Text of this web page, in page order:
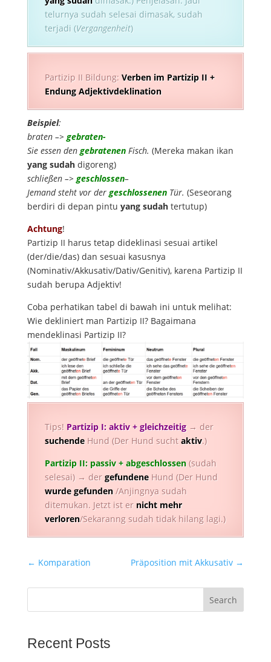
telurnya sudah selesai dimasak, sudah
terjadi (Vergangenheit)
Partizip II Bildung: Verben im Partizip II +
Endung Adjektivdeklination
Beispiel:
braten –> gebraten-
Sie essen den gebratenenFisch. (Mereka makan ikan
yang sudahdigoreng)
schließen –> geschlossen–
Jemand steht vor der geschlossenenTür. (Seseorang
berdiri di depan pintu yang sudahtertutup)
Achtung!
Partizip II harus tetap dideklinasi sesuai artikel
(der/die/das) dan sesuai kasusnya
(Nominativ/Akkusativ/Dativ/Genitiv), karena Partizip II
sudah berupa Adjektiv!
Coba perhatikan tabel di bawah ini untuk melihat:
Wie dekliniert man Partizip II? Bagaimana
mendeklinasi Partizip II?
Tips! Partizip I: aktiv + gleichzeitig → der
suchendeHund (Der Hund sucht aktiv.)
Partizip II: passiv + abgeschlossen(sudah
selesai) → der gefundeneHund (Der Hund
wurde gefunden/Anjingnya sudah
ditemukan. Jetzt ist er nicht mehr
verloren/Sekaranng sudah tidak hilang lagi.)
← Komparation Präposition mit Akkusativ →
Search
Recent Posts